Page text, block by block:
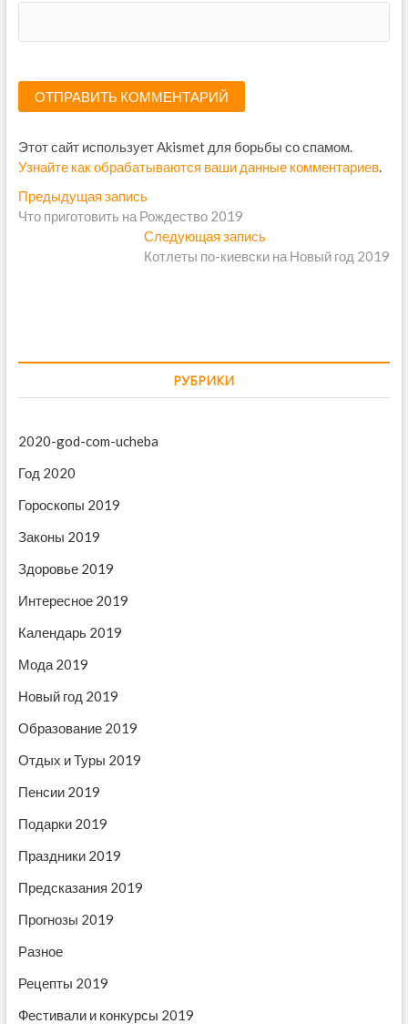
Этот сайт использует Akismet для борьбы со спамом.
Узнайте как обрабатываются ваши данные комментариев.
Н
а
и
я
п
о
з
а
п
и
с
я
м
Предыдущая записьП
р
е
д
з
п
Что приготовить на Рождество 2019
Следующая запись
л
я
Котлеты по-киевски на Новый год 2019
РУБРИКИ
2020-god-com-ucheba
Год 2020
Гороскопы 2019
Законы 2019
Здоровье 2019
Интересное 2019
Календарь 2019
Мода 2019
Новый год 2019
Образование 2019
Отдых и Туры 2019
Пенсии 2019
Подарки 2019
Праздники 2019
Предсказания 2019
Прогнозы 2019
Разное
Рецепты 2019
Фестивали и конкурсы 2019